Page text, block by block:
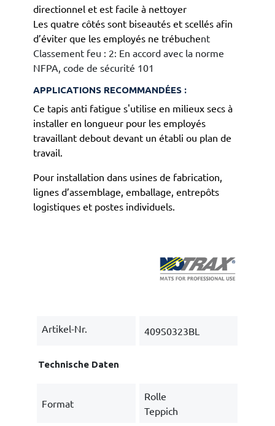
directionnel et est facile à nettoyer
Les quatre côtés sont biseautés et scellés afin
d’éviter que les employés ne trébuchent
Classement feu : 2: En accord avec la norme
NFPA, code de sécurité 101
APPLICATIONS RECOMMANDÉES :
Ce tapis anti fatigue s'utilise en milieux secs à
installer en longueur pour les employés
travaillant debout devant un établi ou plan de
travail.
Pour installation dans usines de fabrication,
lignes d’assemblage, emballage, entrepôts
logistiques et postes individuels.
Artikel-Nr. 409S0323BL
Technische Daten
Format
Rolle
Teppich